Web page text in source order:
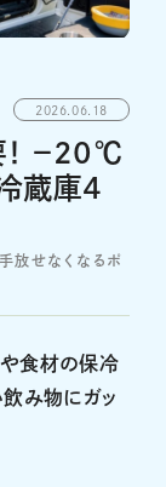
2026.06.18
－20℃
蔵庫4
放せなくなるポ
食材の保冷
飲み物にガッ